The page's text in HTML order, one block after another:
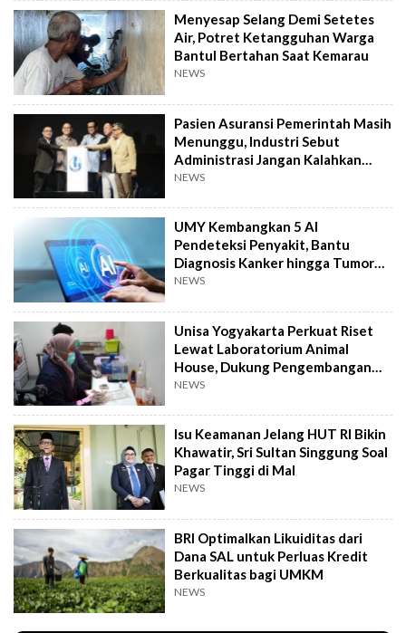
Menyesap Selang Demi Setetes
Air, Potret Ketangguhan Warga
Bantul Bertahan Saat Kemarau
NEWS
Pasien Asuransi Pemerintah Masih
Menunggu, Industri Sebut
Administrasi Jangan Kalahkan
Kemanusiaan
NEWS
UMY Kembangkan 5 AI
Pendeteksi Penyakit, Bantu
Diagnosis Kanker hingga Tumor
Otak Lebih Cepat
NEWS
Unisa Yogyakarta Perkuat Riset
Lewat Laboratorium Animal
House, Dukung Pengembangan
Kandidat Obat
NEWS
Isu Keamanan Jelang HUT RI Bikin
Khawatir, Sri Sultan Singgung Soal
Pagar Tinggi di Mal
NEWS
BRI Optimalkan Likuiditas dari
Dana SAL untuk Perluas Kredit
Berkualitas bagi UMKM
NEWS